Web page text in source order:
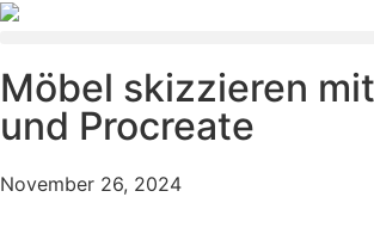
Möbel skizzieren
und Procreate
November 26, 2024